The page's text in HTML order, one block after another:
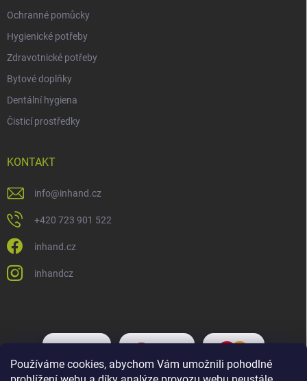
Používáme cookies, abychom Vám umožnili pohodlné
Ochranné pomůcky
Hygienické potřeby
Zdravotnické potřeby
Bytové doplňky
Dentální hygiena
Čisticí prostředky
KONTAKT
info@inhand.cz
+420 723 901 522
inhand.cz
inhandcz